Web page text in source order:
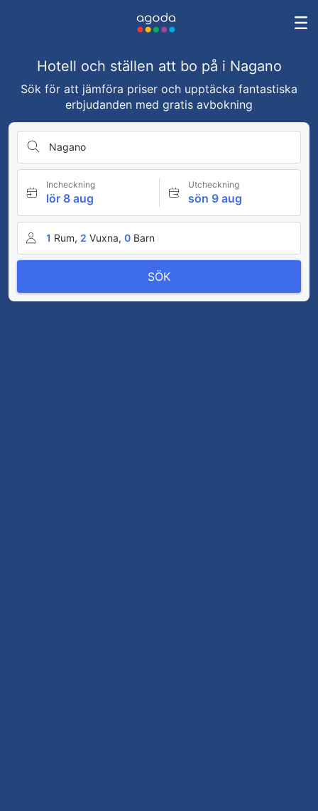
Hotell och ställen att bo på i Nagano
Sök för att jämföra priser och upptäcka fantastiska
erbjudanden med gratis avbokning
Nagano
Incheckning
lör 8 aug
Utcheckning
sön 9 aug
1 Rum, 2 Vuxna, 0 Barn
SÖK